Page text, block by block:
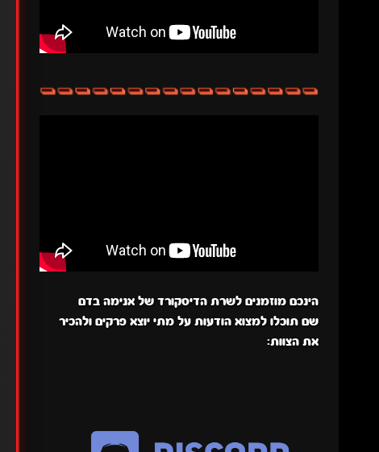
הינכם מוזמנים לשרת הדיסקורד של אנימה בדם
שם תוכלו למצוא הודעות על מתי יוצא פרקים ולהכיר
את הצוות: